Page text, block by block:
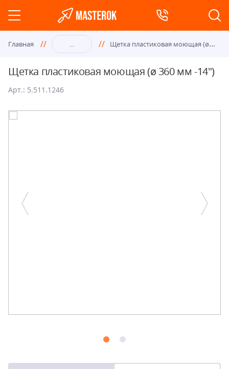
Главная ... Щет
ка пластиковая моющая (ø 483 мм -19")
Щетка пластиковая моющая (ø 360 мм -14")
Арт.: 5.511.1246